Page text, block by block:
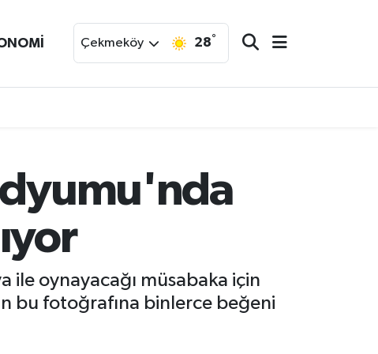
Çekmeköy 28°
ile oynayacağı müsabaka için
bu fotoğrafına binlerce beğeni